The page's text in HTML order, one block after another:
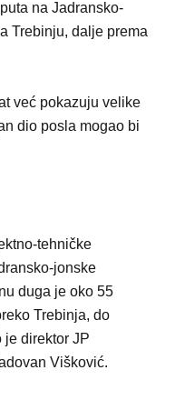
na Jadransko-
Trebinju, dalje prema
već pokazuju velike
dio posla mogao bi
tehničke
jonske
duga je oko 55
Trebinja, do
je direktor JP
Višković.